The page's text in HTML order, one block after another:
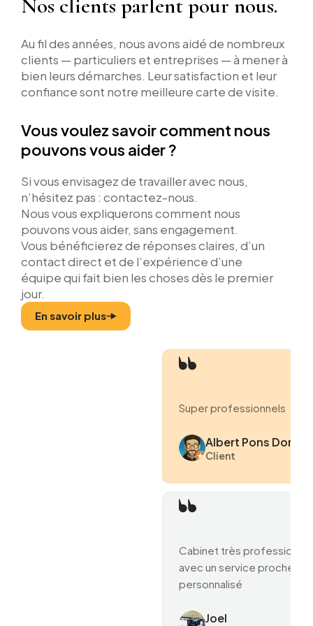
Nos clients parlent pour nous.
Au fil des années, nous avons aidé de nombreux
clients — particuliers et entreprises — à mener à
bien leurs démarches. Leur satisfaction et leur
confiance sont notre meilleure carte de visite.
Vous voulez savoir comment nous
pouvons vous aider ?
Si vous envisagez de travailler avec nous,
n’hésitez pas : contactez-nous.
Nous vous expliquerons comment nous
pouvons vous aider, sans engagement.
Vous bénéficierez de réponses claires, d’un
contact direct et de l’expérience d’une
équipe qui fait bien les choses dès le premier
jour.
En savoir plus
Super professionnels
Albert Pons
Client
Cabinet très professionnel
avec un service proche et
personnalisé
Joel